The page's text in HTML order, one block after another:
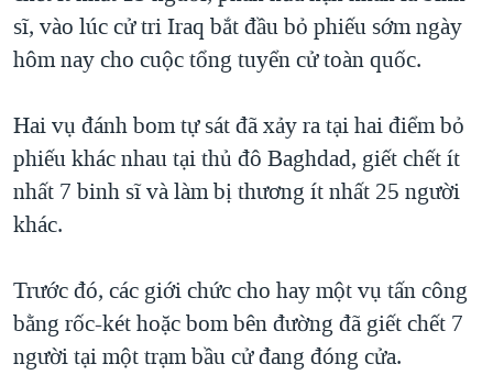
chính
Đi
"Tìm"
MỤC
TỰ DO BÁO CHÍ
NGƯỜI VIỆT HẢI NGOẠI
ĐỜI SỐNG
SỨC KHOẺ
VĂN HOÁ
THỂ THAO
CHUYÊN ĐỀ
HÀNH TRÌNH BẦU CỬ 2024
MỘT NĂM CHIẾN TRANH TẠI DẢI GAZA
GIẢI MÃ VÀNH ĐAI & CON ĐƯỜNG
TRỊNH VĨNH BÌNH - NGƯỜI HẠ 'BÊN THẮNG CUỘC'
GROUND ZERO – XƯA VÀ NAY
VIDEO
NGHE
MẠNG XÃ HỘI
Ngôn ngữ khác
sĩ, vào lúc cử tri Iraq bắt đầu bỏ phiếu sớm ngày
hôm nay cho cuộc tổng tuyển cử toàn quốc.
Hai vụ đánh bom tự sát đã xảy ra tại hai điểm bỏ
phiếu khác nhau tại thủ đô Baghdad, giết chết ít
nhất 7 binh sĩ và làm bị thương ít nhất 25 người
khác.
Trước đó, các giới chức cho hay một vụ tấn công
bằng rốc-két hoặc bom bên đường đã giết chết 7
người tại một trạm bầu cử đang đóng cửa.